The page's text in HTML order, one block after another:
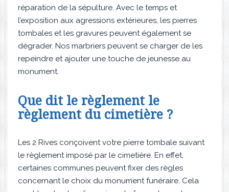
réparation de la sépulture. Avec le temps et
l’exposition aux agressions extérieures, les pierres
tombales et les gravures peuvent également se
dégrader. Nos marbriers peuvent se charger de les
repeindre et ajouter une touche de jeunesse au
monument.
Que dit le règlement le
règlement du cimetière ?
Les 2 Rives conçoivent votre pierre tombale suivant
le règlement imposé par le cimetière. En effet,
certaines communes peuvent fixer des règles
concernant le choix du monument funéraire. Cela